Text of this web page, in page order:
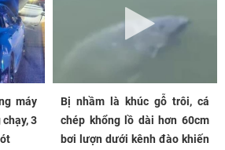
máy
3
Bị nhầm là khúc gỗ trôi, cá
chép khổng lồ dài hơn 60cm
bơi lượn dưới kênh đào khiến